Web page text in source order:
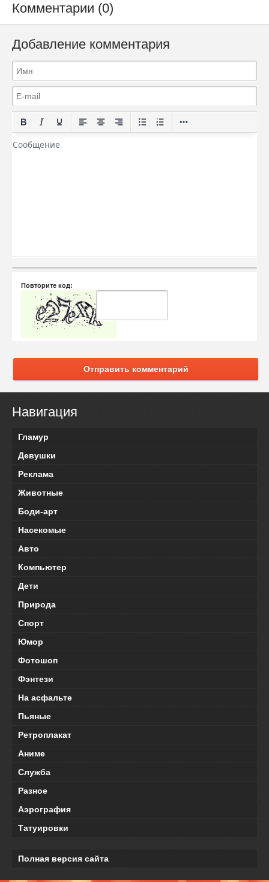
Комментарии (0)
Добавление комментария
Повторите код:
Отправить комментарий
Навигация
Гламур
Девушки
Реклама
Животные
Боди-арт
Насекомые
Авто
Компьютер
Дети
Природа
Спорт
Юмор
Фотошоп
Фэнтези
На асфальте
Пьяные
Ретроплакат
Аниме
Служба
Разное
Аэрография
Татуировки
Полная версия сайта